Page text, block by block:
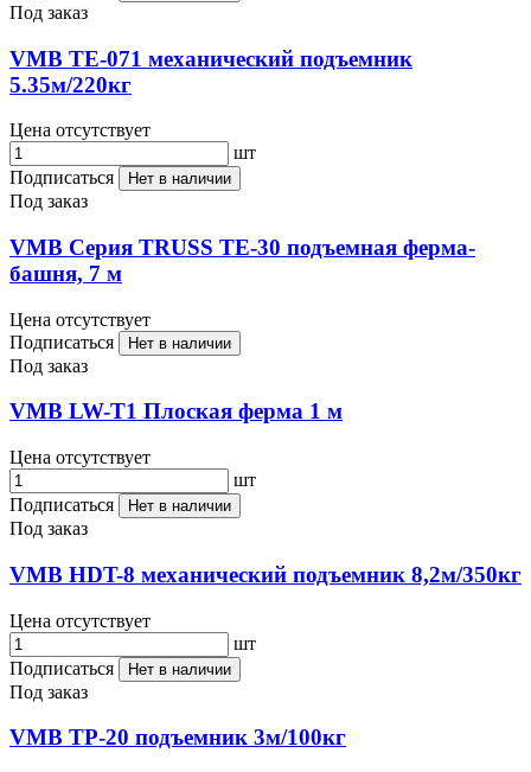
Под заказ
VMB TE-071 механический подъемник
5.35м/220кг
Цена отсутствует
шт
Подписаться
Нет в наличии
Под заказ
VMB Серия TRUSS TE-30 подъемная ферма-
башня, 7 м
Цена отсутствует
Подписаться
Нет в наличии
Под заказ
VMB LW-T1 Плоская ферма 1 м
Цена отсутствует
шт
Подписаться
Нет в наличии
Под заказ
VMB HDT-8 механический подъемник 8,2м/350кг
Цена отсутствует
шт
Подписаться
Нет в наличии
Под заказ
VMB TP-20 подъемник 3м/100кг